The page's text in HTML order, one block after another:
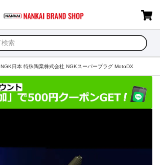
NGK日本 特殊陶業株式会社 NGKスーパープラグ MotoDX